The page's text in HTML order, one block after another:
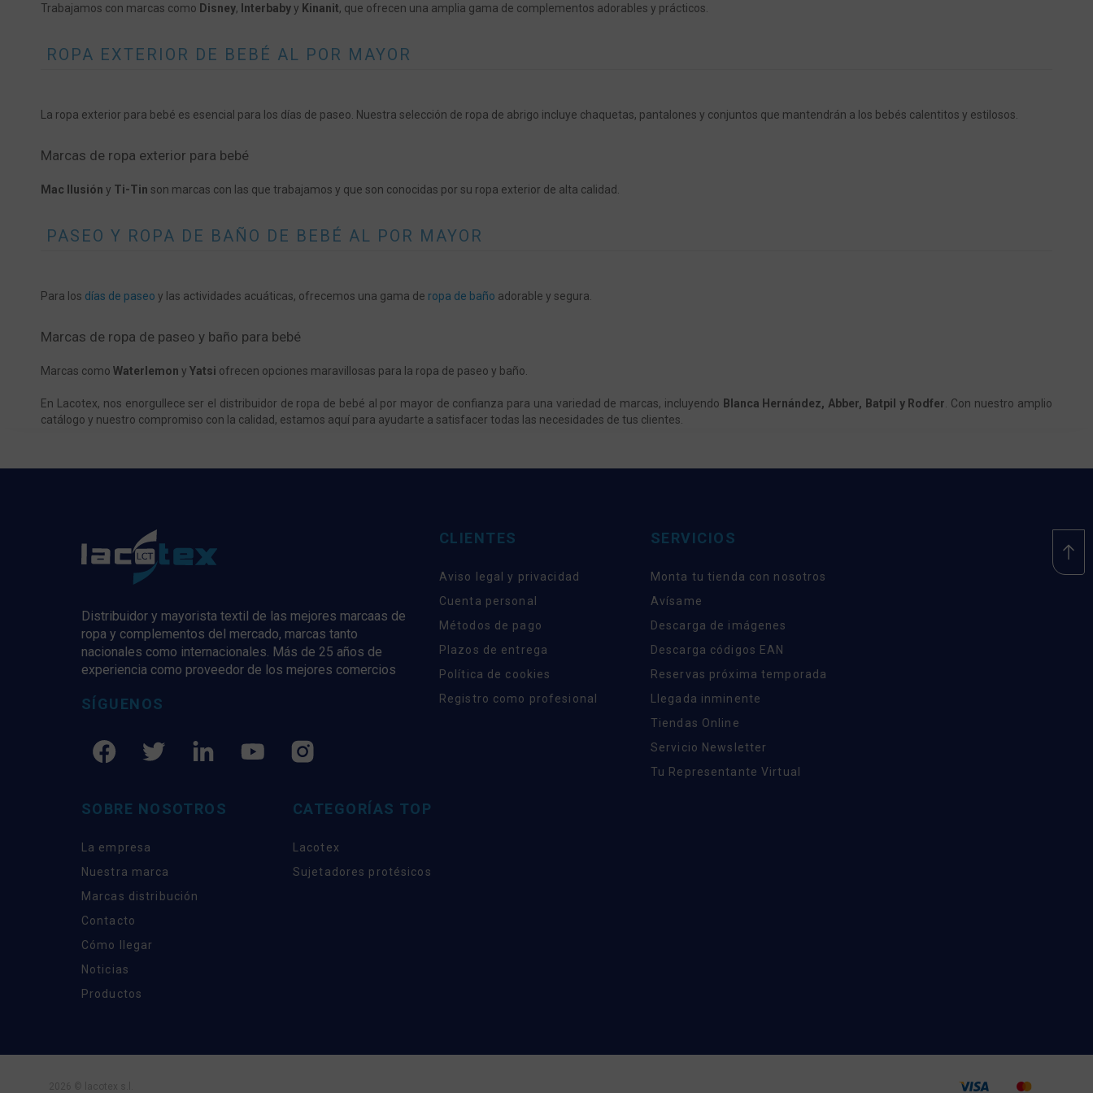
Trabajamos con marcas como Disney, Interbabyy Kinanit, que ofrecen una amplia gama de complementos adorables y prácticos.
ROPA EXTERIOR DE BEBÉ AL POR MAYOR
La ropa exterior para bebé es esencial para los días de paseo. Nuestra selección de ropa de abrigo incluye chaquetas, pantalones y conjuntos que mantendrán a los bebés calentitos y estilosos.
Marcas de ropa exterior para bebé
Mac Ilusión y Ti-Tin son marcas con las que trabajamos y que son conocidas por su ropa exterior de alta calidad.
PASEO Y ROPA DE BAÑO DE BEBÉ AL POR MAYOR
Para los días de paseo y las actividades acuáticas, ofrecemos una gama de ropa de baño adorable y segura.
Marcas de ropa de paseo y baño para bebé
Marcas comoWaterlemonyYatsi ofrecen opciones maravillosas para la ropa de paseo y baño.
En Lacotex, nos enorgullece ser el distribuidor de ropa de bebé al por mayor de confianza para una variedad de marcas, incluyendo Blanca Hernández, Abber, Batpil y Rodfer . Con nuestro amplio
catálogo y nuestro compromiso con la calidad, estamos aquí para ayudarte a satisfacer todas las necesidades de tus clientes.
Distribuidor y mayorista textil de las mejores marcaas de
ropa y complementos del mercado, marcas tanto
nacionales como internacionales. Más de 25 años de
experiencia como proveedor de los mejores comercios
SÍGUENOS
CLIENTES
Aviso legal y privacidad
Cuenta personal
Métodos de pago
Plazos de entrega
Política de cookies
Registro como profesional
SERVICIOS
Monta tu tienda con nosotros
Avísame
Descarga de imágenes
Descarga códigos EAN
Reservas próxima temporada
Llegada inminente
Tiendas Online
Servicio Newsletter
Tu Representante Virtual
SOBRE NOSOTROS
La empresa
Nuestra marca
Marcas distribución
Contacto
Cómo llegar
Noticias
Productos
CATEGORÍAS TOP
Lacotex
Sujetadores protésicos